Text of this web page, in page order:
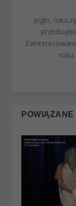
jogin,
POWIĄZANE